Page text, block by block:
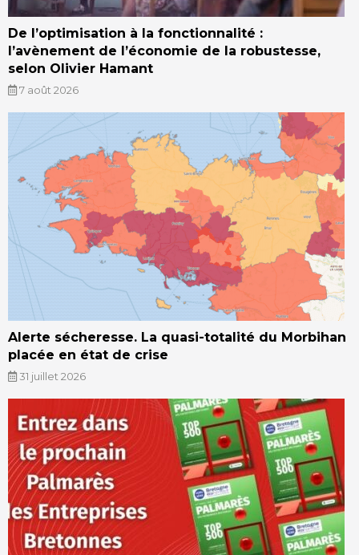
De l’optimisation à la fonctionnalité :
l’avènement de l’économie de la robustesse,
selon Olivier Hamant
7 août 2026
Alerte sécheresse. La quasi-totalité du Morbihan
placée en état de crise
31 juillet 2026